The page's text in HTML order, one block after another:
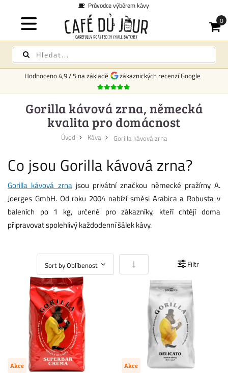
Průvodce výběrem kávy
Hodnoceno4,9/5 na základě zákaznických recenzí Google
Gorilla kávová zrna, německá
kvalita pro domácnost
Úvod Káva Gorilla kávová zrna
Co jsou Gorilla kávová zrna?
Gorilla kávová zrnajsou privátní značkou německé pražírny A.
Joerges GmbH. Od roku 2004 nabízí směsi Arabica a Robusta v
baleních po 1 kg, určené pro zákazníky, kteří chtějí doma
připravovat spolehlivý každodenní šálek kávy.
Nastavit vzestupněFiltr
Akce Akce